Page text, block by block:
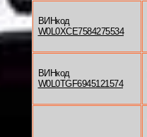
ВИНкод
W0L0XCE7584275534
ВИНкод
W0L0TGF6945121574